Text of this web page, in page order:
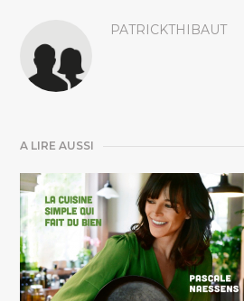
PATRICKTHIBAUT
A LIRE AUSSI